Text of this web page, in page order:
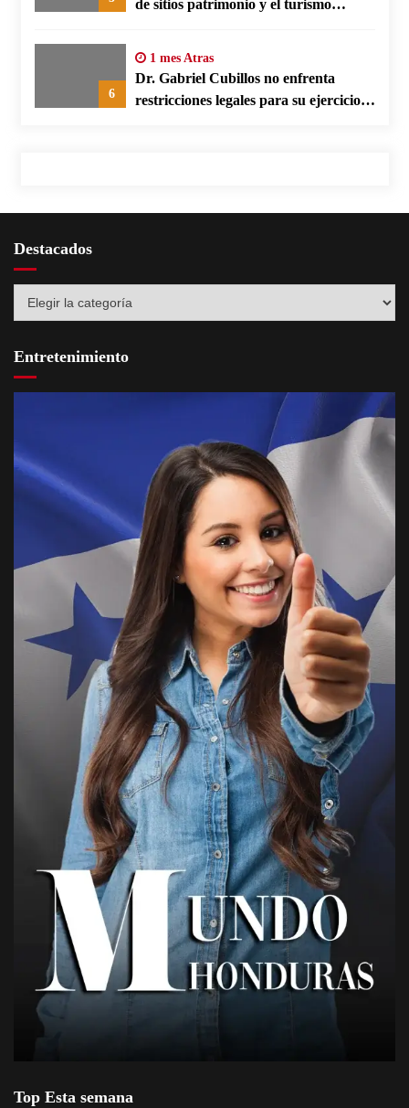
de sitios patrimonio y el turismo
6
1 mes Atras
Dr. Gabriel Cubillos no enfrenta
restricciones legales para su ejercicio,
Destacados
Entretenimiento
Top Esta semana